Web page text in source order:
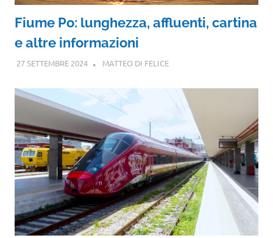
Fiume Po: lunghezza, affluenti, cartina
e altre informazioni
27 SETTEMBRE 2024 MATTEO DI FELICE